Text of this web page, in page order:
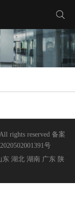
rights reserved 备案
号
东 湖北 湖南 广东 陕